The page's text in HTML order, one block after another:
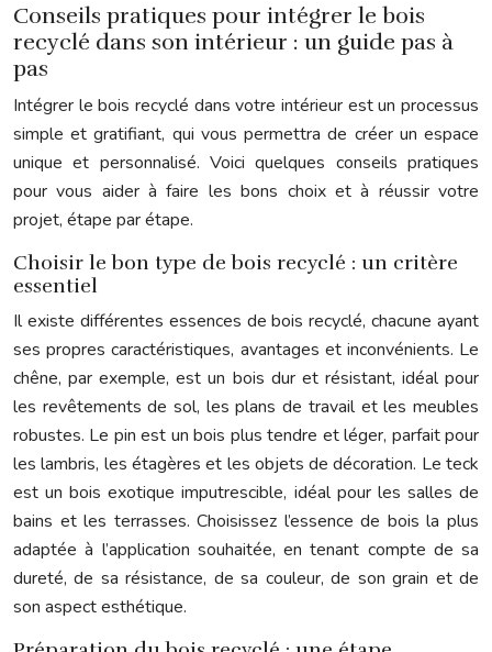
Conseils pratiques pour intégrer le bois
recyclé dans son intérieur : un guide pas à
pas
Intégrer le bois recyclé dans votre intérieur est un processus
simple et gratifiant, qui vous permettra de créer un espace
unique et personnalisé. Voici quelques conseils pratiques
pour vous aider à faire les bons choix et à réussir votre
projet, étape par étape.
Choisir le bon type de bois recyclé : un critère
essentiel
Il existe différentes essences de bois recyclé, chacune ayant
ses propres caractéristiques, avantages et inconvénients. Le
chêne, par exemple, est un bois dur et résistant, idéal pour
les revêtements de sol, les plans de travail et les meubles
robustes. Le pin est un bois plus tendre et léger, parfait pour
les lambris, les étagères et les objets de décoration. Le teck
est un bois exotique imputrescible, idéal pour les salles de
bains et les terrasses. Choisissez l’essence de bois la plus
adaptée à l’application souhaitée, en tenant compte de sa
dureté, de sa résistance, de sa couleur, de son grain et de
son aspect esthétique.